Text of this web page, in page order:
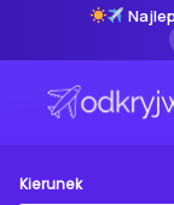
Kierunek